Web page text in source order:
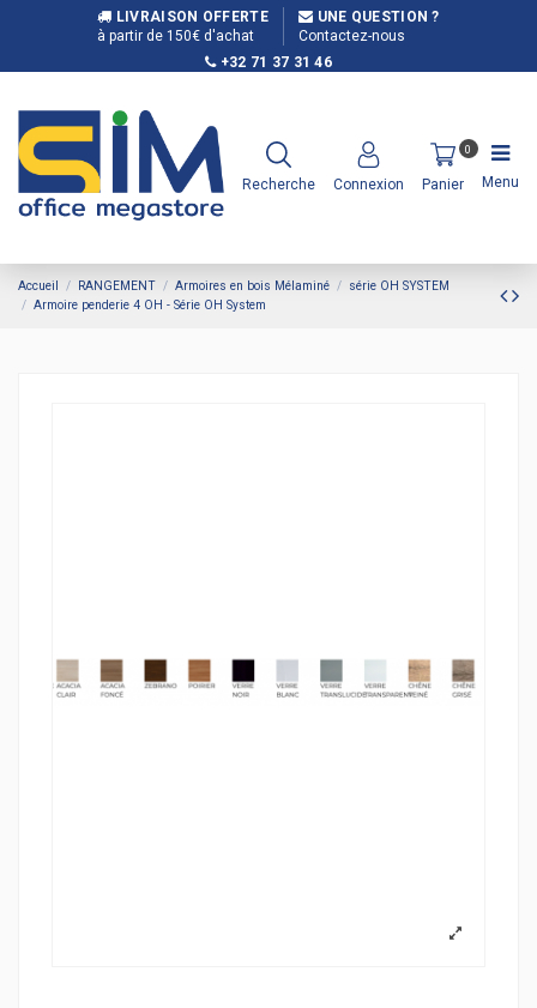
LIVRAISON OFFERTE
à partir de 150€ d'achat
UNE QUESTION ?
Contactez-nous
+32 71 37 31 46
Recherche Connexion
0
Panier Menu
Accueil RANGEMENT Armoires en bois Mélaminé
série OH SYSTEM
Armoire penderie 4 OH - Série OH System